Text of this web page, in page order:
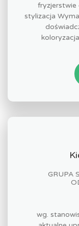
fryzjerstwie
stylizacja
GRUPA
wg.